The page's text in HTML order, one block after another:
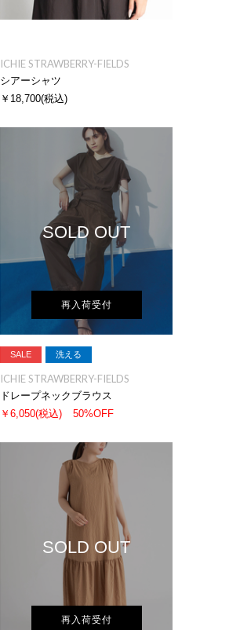
ICHIE STRAWBERRY-FIELDS
シアーシャツ
￥18,700(税込)
SOLD OUT
再入荷受付
SALE 洗える
ICHIE STRAWBERRY-FIELDS
ドレープネックブラウス
￥6,050(税込) 50%OFF
SOLD OUT
再入荷受付